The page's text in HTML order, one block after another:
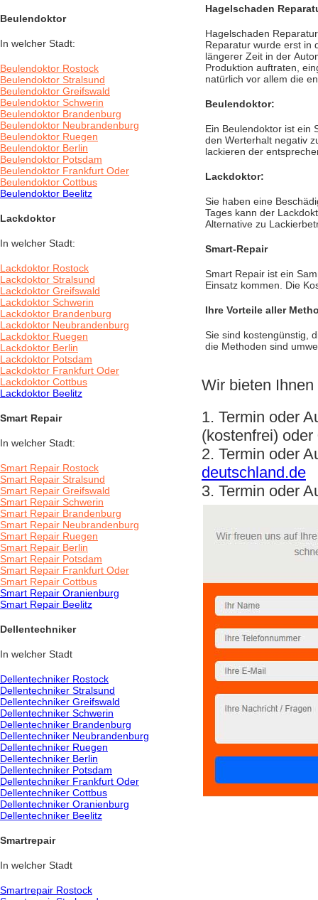
Beulendoktor
In welcher Stadt:
Beulendoktor Rostock
Beulendoktor Stralsund
Beulendoktor Greifswald
Beulendoktor Schwerin
Beulendoktor Brandenburg
Beulendoktor Neubrandenburg
Beulendoktor Ruegen
Beulendoktor Berlin
Beulendoktor Potsdam
Beulendoktor Frankfurt Oder
Beulendoktor Cottbus
Beulendoktor Beelitz
Lackdoktor
In welcher Stadt:
Lackdoktor Rostock
Lackdoktor Stralsund
Lackdoktor Greifswald
Lackdoktor Schwerin
Lackdoktor Brandenburg
Lackdoktor Neubrandenburg
Lackdoktor Ruegen
Lackdoktor Berlin
Lackdoktor Potsdam
Lackdoktor Frankfurt Oder
Lackdoktor Cottbus
Lackdoktor Beelitz
Smart Repair
In welcher Stadt:
Smart Repair Rostock
Smart Repair Stralsund
Smart Repair Greifswald
Smart Repair Schwerin
Smart Repair Brandenburg
Smart Repair Neubrandenburg
Smart Repair Ruegen
Smart Repair Berlin
Smart Repair Potsdam
Smart Repair Frankfurt Oder
Smart Repair Cottbus
Smart Repair Oranienburg
Smart Repair Beelitz
Dellentechniker
In welcher Stadt
Dellentechniker Rostock
Dellentechniker Stralsund
Dellentechniker Greifswald
Dellentechniker Schwerin
Dellentechniker Brandenburg
Dellentechniker Neubrandenburg
Dellentechniker Ruegen
Dellentechniker Berlin
Dellentechniker Potsdam
Dellentechniker Frankfurt Oder
Dellentechniker Cottbus
Dellentechniker Oranienburg
Dellentechniker Beelitz
Smartrepair
In welcher Stadt
Smartrepair Rostock
Hagelschaden
Hagelschaden
Reparatur wurde erst in
längerer Zeit in der
Produktion auftraten,
natürlich vor allem die
Beulendoktor:
Ein Beulendoktor ist ein
den Werterhalt negativ
lackieren der
Lackdoktor:
Sie haben eine
Tages kann der
Alternative zu
Smart-Repair
Smart Repair ist ein
Einsatz kommen. Die
Ihre Vorteile aller
Sie sind kostengünstig,
die Methoden sind
Wir bieten
1. Termin oder
(kostenfrei)
2. Termin oder
deutschland.de
3. Termin oder